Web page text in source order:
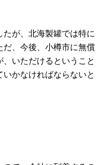
が、北海製罐では特に
、今後、小樽市に無償
いただけるということ
かなければならないと